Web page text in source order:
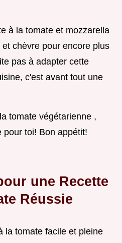
à la tomate et mozzarella
chèvre pour encore plus
pas à adapter cette
c'est avant tout une
tomate végétarienne ,
pour toi! Bon appétit!
une Recette
Réussie
la tomate facile et pleine